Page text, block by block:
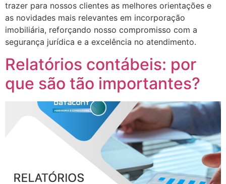
trazer para nossos clientes as melhores orientações e
as novidades mais relevantes em incorporação
imobiliária, reforçando nosso compromisso com a
segurança jurídica e a excelência no atendimento.
Relatórios contábeis: por
que são tão importantes?